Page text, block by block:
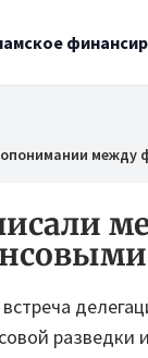
между
разведки